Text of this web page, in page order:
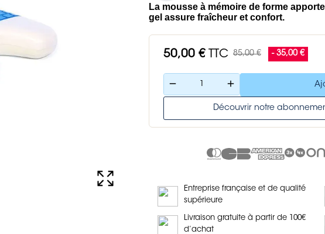
La mousse à mémoire de forme
gel assure fraîcheur et confort.
50,00 € TTC 85,00 € - 35,00 €
remove add
Découvrir notre
Entreprise française et de qualité
supérieure
Livraison gratuite à partir de 100€
d’achat